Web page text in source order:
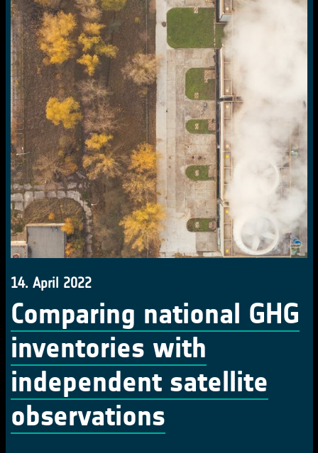
14. April 2022
Comparing national GHG
inventories with
independent satellite
observations